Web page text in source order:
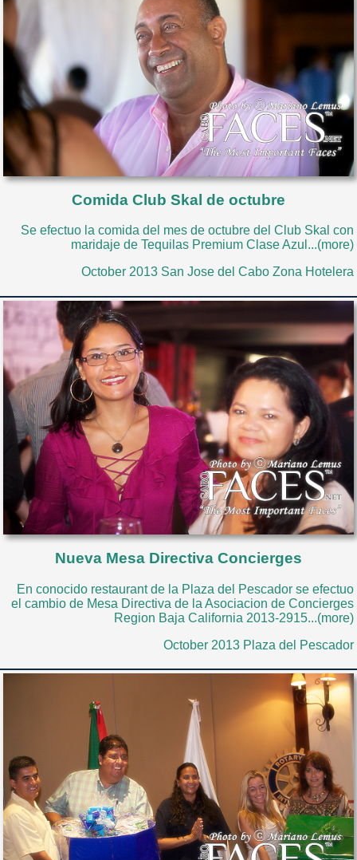
Comida Club Skal de octubre
Se efectuo la comida del mes de octubre del Club Skal con
maridaje de Tequilas Premium Clase Azul...(more)
October 2013 San Jose del Cabo Zona Hotelera
Nueva Mesa Directiva Concierges
En conocido restaurant de la Plaza del Pescador se efectuo
el cambio de Mesa Directiva de la Asociacion de Concierges
Region Baja California 2013-2915...(more)
October 2013 Plaza del Pescador